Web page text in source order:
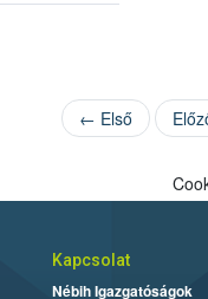
← Első
Kapcsolat
Nébih Igazgatóságok